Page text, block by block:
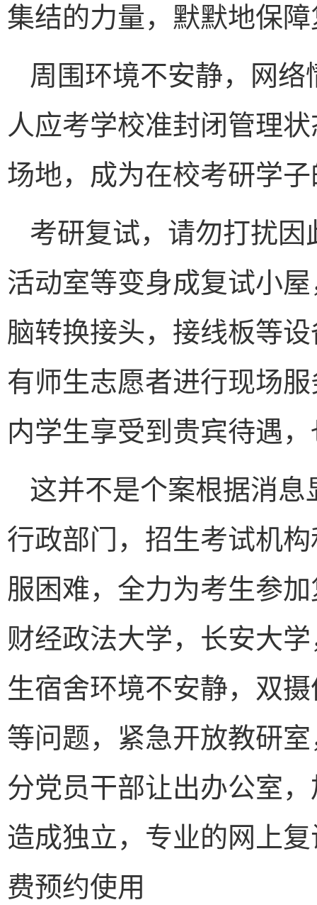
集结的力量，默默地保
周围环境不安静，网
人应考学校准封闭管理
场地，成为在校考研学
考研复试，请勿打扰
活动室等变身成复试小
脑转换接头，接线板等
有师生志愿者进行现场
内学生享受到贵宾待遇
这并不是个案根据消
行政部门，招生考试机
服困难，全力为考生参
财经政法大学，长安大
生宿舍环境不安静，双
等问题，紧急开放教研
分党员干部让出办公室
造成独立，专业的网上
费预约使用